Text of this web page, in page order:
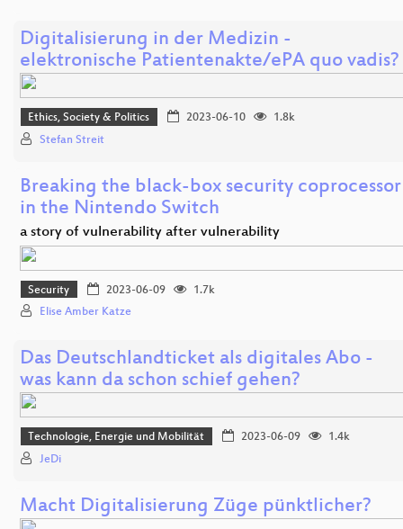
Digitalisierung in der Medizin -
elektronische Patientenakte/ePA quo vadis?
Ethics, Society & Politics 2023-06-10
1.8k
Stefan Streit
Breaking the black-box security coprocessor
in the Nintendo Switch
a story of vulnerability after vulnerability
Security 2023-06-09
1.7k
Elise Amber Katze
Das Deutschlandticket als digitales Abo -
was kann da schon schief gehen?
Technologie, Energie und Mobilität 2023-06-09
1.4k
JeDi
Macht Digitalisierung Züge pünktlicher?